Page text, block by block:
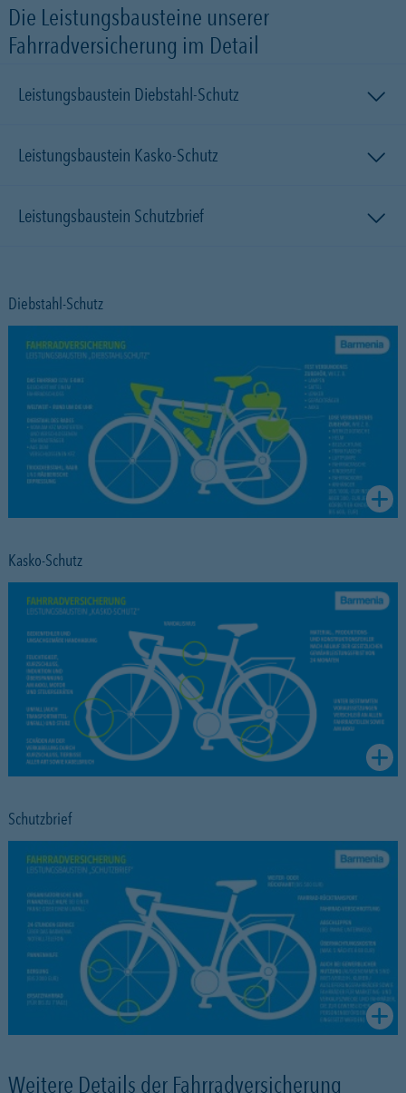
Die Leistungsbausteine unserer
Fahrradversicherung im Detail
Leistungsbaustein Diebstahl-Schutz
Leistungsbaustein Kasko-Schutz
Leistungsbaustein Schutzbrief
Diebstahl-Schutz
Kasko-Schutz
Schutzbrief
Weitere Details der Fahrradversicherung